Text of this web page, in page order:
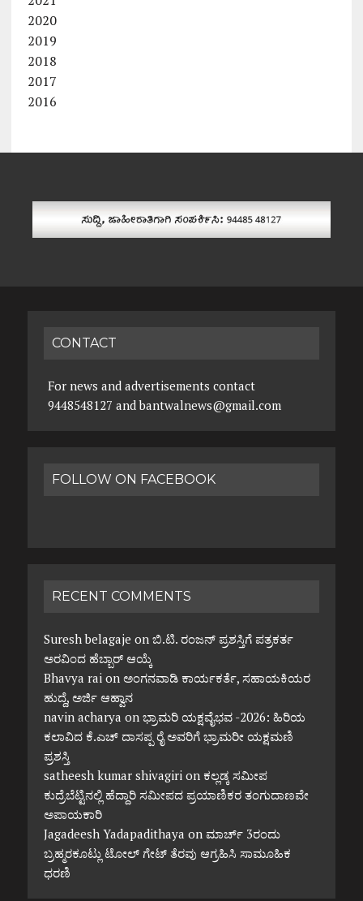
2020
2019
2018
2017
2016
CONTACT
For news and advertisements contact
9448548127 and bantwalnews@gmail.com
FOLLOW ON FACEBOOK
RECENT COMMENTS
Suresh belagaje on ಬಿ.ಟಿ. ರಂಜನ್ ಪ್ರಶಸ್ತಿಗೆ ಪತ್ರಕರ್ತ
ಅರವಿಂದ ಹೆಬ್ಬಾರ್ ಆಯ್ಕೆ
Bhavya raion ಅಂಗನವಾಡಿ ಕಾರ್ಯಕರ್ತೆ, ಸಹಾಯಕಿಯರ
ಹುದ್ದೆ, ಅರ್ಜಿ ಆಹ್ವಾನ
navin acharya on ಭ್ರಾಮರಿ ಯಕ್ಷವೈಭವ -2026: ಹಿರಿಯ
ಕಲಾವಿದ ಕೆ.ಎಚ್ ದಾಸಪ್ಪ ರೈ ಅವರಿಗೆ ಭ್ರಾಮರೀ ಯಕ್ಷಮಣಿ
ಪ್ರಶಸ್ತಿ
satheesh kumar shivagirion ಕಲ್ಲಡ್ಕ ಸಮೀಪ
ಕುದ್ರೆಬೆಟ್ಟಿನಲ್ಲಿ ಹೆದ್ದಾರಿ ಸಮೀಪದ ಪ್ರಯಾಣಿಕರ ತಂಗುದಾಣವೇ
ಅಪಾಯಕಾರಿ
Jagadeesh Yadapadithaya on ಮಾರ್ಚ್ 3ರಂದು
ಬ್ರಹ್ಮರಕೂಟ್ಲು ಟೋಲ್ ಗೇಟ್ ತೆರವು ಆಗ್ರಹಿಸಿ ಸಾಮೂಹಿಕ
ಧರಣಿ